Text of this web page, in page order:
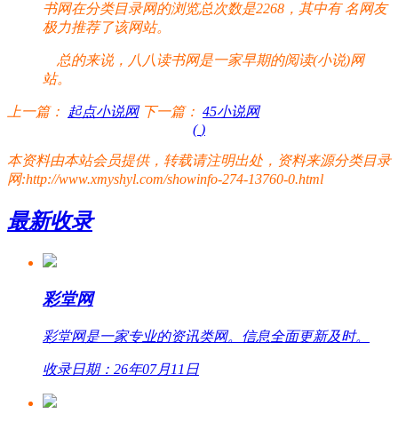
书网在分类目录网的浏览总次数是2268，其中有名网友
极力推荐了该网站。
总的来说，八八读书网是一家早期的阅读(小说)网
站。
上一篇： 起点小说网 下一篇： 45小说网
( )
本资料由本站会员提供，转载请注明出处，资料来源分类目录
网:http://www.xmyshyl.com/showinfo-274-13760-0.html
最新收录
彩堂网
彩堂网是一家专业的资讯类网。信息全面更新及时。
收录日期：26年07月11日